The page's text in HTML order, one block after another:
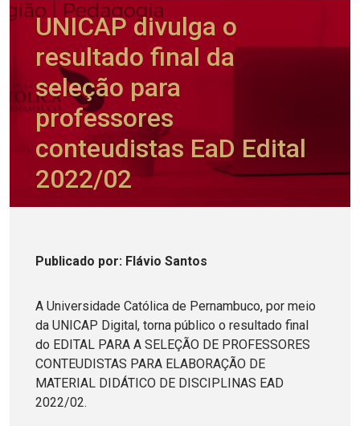
UNICAP divulga o
resultado final da
seleção para
professores
conteudistas EaD Edital
2022/02
Publicado por: Flávio Santos
A Universidade Católica de Pernambuco, por meio
da UNICAP Digital, torna público o resultado final
do EDITAL PARA A SELEÇÃO DE PROFESSORES
CONTEUDISTAS PARA ELABORAÇÃO DE
MATERIAL DIDÁTICO DE DISCIPLINAS EAD
2022/02.